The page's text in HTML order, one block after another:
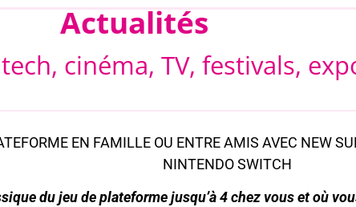
Actualités
cinéma, TV, festivals,
EN FAMILLE OU ENTRE AMIS AVEC NEW
NINTENDO SWITCH
du jeu de plateforme jusqu’à 4 chez vous et où